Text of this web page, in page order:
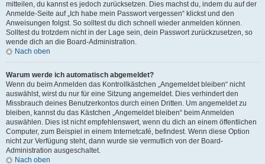
mitteilen, du kannst es jedoch zurücksetzen. Dies machst du, indem du auf der
Anmelde-Seite auf „Ich habe mein Passwort vergessen“ klickst und den
Anweisungen folgst. So solltest du dich schnell wieder anmelden können.
Solltest du trotzdem nicht in der Lage sein, dein Passwort zurückzusetzen, so
wende dich an die Board-Administration.
Nach oben
Warum werde ich automatisch abgemeldet?
Wenn du beim Anmelden das Kontrollkästchen „Angemeldet bleiben“ nicht
auswählst, wirst du nur für eine Sitzung angemeldet. Dies verhindert den
Missbrauch deines Benutzerkontos durch einen Dritten. Um angemeldet zu
bleiben, kannst du das Kästchen „Angemeldet bleiben“ beim Anmelden
auswählen. Dies ist nicht empfehlenswert, wenn du dich an einem öffentlichen
Computer, zum Beispiel in einem Internetcafé, befindest. Wenn diese Option
nicht zur Verfügung steht, dann wurde sie vermutlich von der Board-
Administration ausgeschaltet.
Nach oben